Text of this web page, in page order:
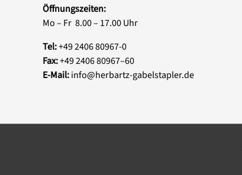
Öffnungszeiten:
Mo – Fr 8.00 – 17.00 Uhr
Tel:+49 2406 80967-0
Fax:+49 2406 80967–60
E-Mail:info@herbartz-gabelstapler.de